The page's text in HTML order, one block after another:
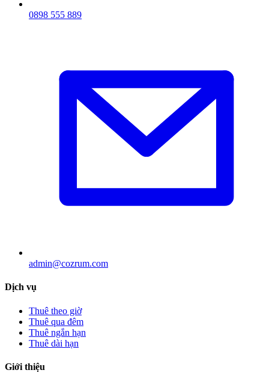
0898 555 889
admin@cozrum.com
Dịch vụ
Thuê theo giờ
Thuê qua đêm
Thuê ngắn hạn
Thuê dài hạn
Giới thiệu